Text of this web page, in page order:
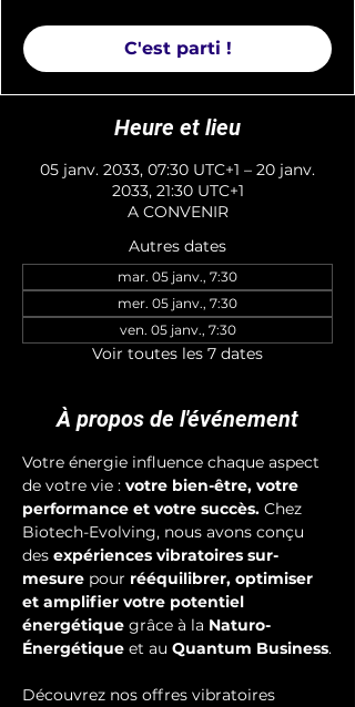
C'est parti !
Heure et lieu
05 janv. 2033, 07:30 UTC+1 – 20 janv.
2033, 21:30 UTC+1
A CONVENIR
Autres dates
mar. 05 janv., 7:30
mer. 05 janv., 7:30
ven. 05 janv., 7:30
Voir toutes les 7 dates
À propos de l'événement
Votre énergie influence chaque aspect
de votre vie : votre bien-être, votre
performance et votre succès. Chez
Biotech-Evolving, nous avons conçu
des expériences vibratoires sur-
mesure pour rééquilibrer, optimiser
et amplifier votre potentiel
énergétique grâce à la Naturo-
Énergétique et au Quantum Business.
Découvrez nos offres vibratoires